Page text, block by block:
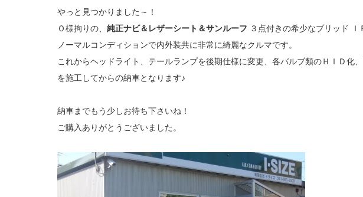
やっと見つかりました～！
Ｏ様拘りの、 純正ナビ＆レザーシート＆サンルーフ ３点付きの希少なブリッド Ｉ
ノーマルコンディションで内外装共に非常に綺麗なクルマです。
これからヘッドライト、テールランプを後期仕様に変更、各バルブ類のＨＩＤ化
を施工してからの納車となります♪
納車までもう少しお待ち下さいね！
ご購入ありがとうございました。